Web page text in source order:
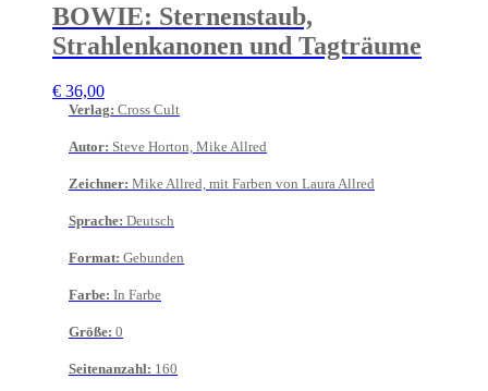
BOWIE: Sternenstaub,
Strahlenkanonen und Tagträume
€ 36,00
Verlag: Cross Cult
Autor: Steve Horton, Mike Allred
Zeichner: Mike Allred, mit Farben von Laura Allred
Sprache: Deutsch
Format: Gebunden
Farbe: In Farbe
Größe: 0
Seitenanzahl: 160